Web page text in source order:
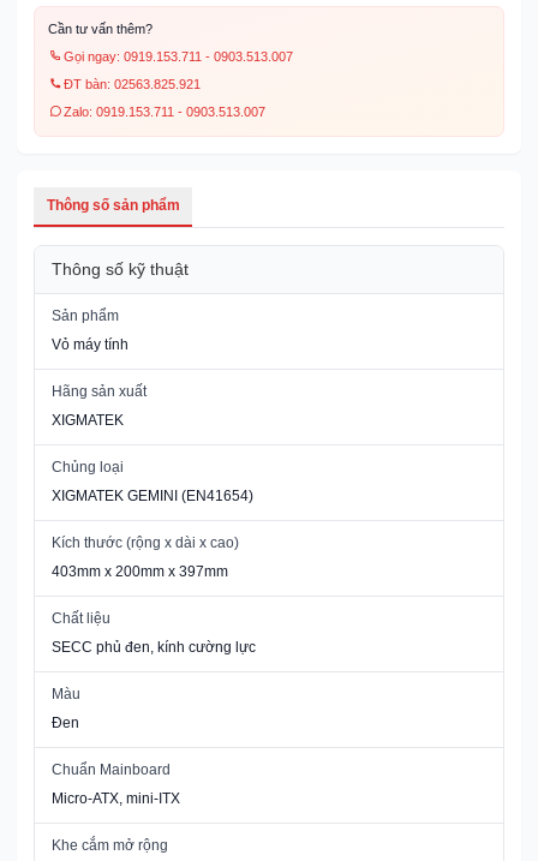
Cần tư vấn thêm?
Gọi ngay: 0919.153.711 - 0903.513.007
ĐT bàn: 02563.825.921
Zalo: 0919.153.711 - 0903.513.007
Thông số sản phẩm
Thông số kỹ thuật
Sản phẩm
Vỏ máy tính
Hãng sản xuất
XIGMATEK
Chủng loại
XIGMATEK GEMINI (EN41654)
Kích thước (rộng x dài x cao)
403mm x 200mm x 397mm
Chất liệu
SECC phủ đen, kính cường lực
Màu
Đen
Chuẩn Mainboard
Micro-ATX, mini-ITX
Khe cắm mở rộng